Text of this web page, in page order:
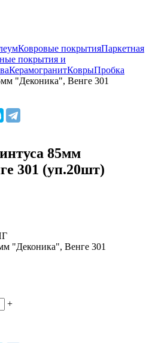
Ковровые покрытияПаркетная
покрытия и
КерамогранитКоврыПробка
"Деконика", Венге 301
85мм
301 (уп.20шт)
"Деконика", Венге 301
+